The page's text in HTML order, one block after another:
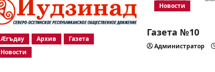
Æгъдау Архив
Газета
Новости
Новости
Газета №10
Администратор